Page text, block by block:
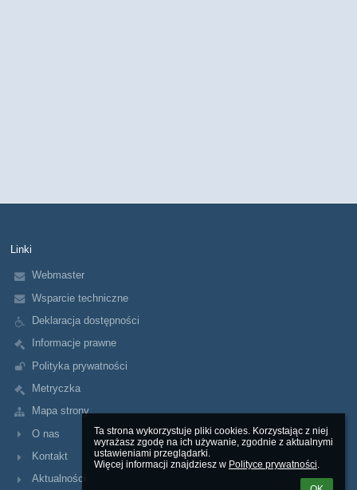
Ta strona wykorzystuje pliki cookies. Korzystając z niej
wyrażasz zgodę na ich używanie, zgodnie z aktualnymi
ustawieniami przeglądarki.
Więcej informacji znajdziesz w Polityce prywatności.
Linki
Webmaster
Wsparcie techniczne
Deklaracja dostępności
Informacje prawne
Polityka prywatności
Metryczka
Mapa strony
O nas
Kontakt
Aktualności